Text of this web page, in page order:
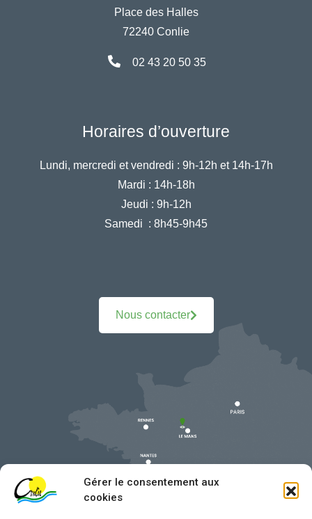
Gérer le consentement aux
cookies
Place des Halles
72240 Conlie
02 43 20 50 35
Horaires d’ouverture
Lundi, mercredi et vendredi : 9h-12h et 14h-17h
Mardi : 14h-18h
Jeudi : 9h-12h
Samedi : 8h45-9h45
Nous contacter